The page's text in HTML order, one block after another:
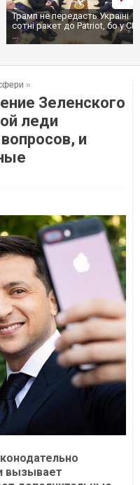
Трамп не передасть Україні
сотні ракет до Patriot, бо у
...
»
Зеленского
леди
и
вызывает